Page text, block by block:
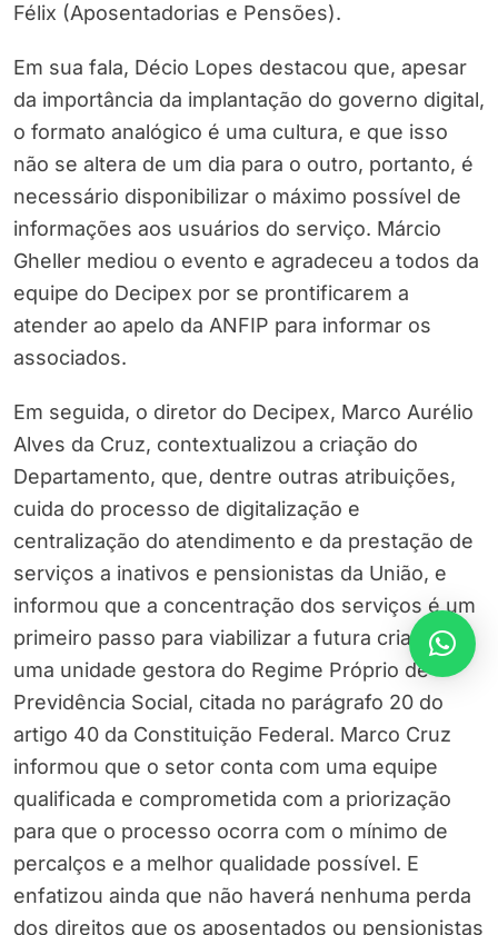
Félix (Aposentadorias e Pensões).
Em sua fala, Décio Lopes destacou que, apesar
da importância da implantação do governo digital,
o formato analógico é uma cultura, e que isso
não se altera de um dia para o outro, portanto, é
necessário disponibilizar o máximo possível de
informações aos usuários do serviço. Márcio
Gheller mediou o evento e agradeceu a todos da
equipe do Decipex por se prontificarem a
atender ao apelo da ANFIP para informar os
associados.
Em seguida, o diretor do Decipex, Marco Aurélio
Alves da Cruz, contextualizou a criação do
Departamento, que, dentre outras atribuições,
cuida do processo de digitalização e
centralização do atendimento e da prestação de
serviços a inativos e pensionistas da União, e
informou que a concentração dos serviços é um
primeiro passo para viabilizar a futura criação de
uma unidade gestora do Regime Próprio de
Previdência Social, citada no parágrafo 20 do
artigo 40 da Constituição Federal. Marco Cruz
informou que o setor conta com uma equipe
qualificada e comprometida com a priorização
para que o processo ocorra com o mínimo de
percalços e a melhor qualidade possível. E
enfatizou ainda que não haverá nenhuma perda
dos direitos que os aposentados ou pensionistas